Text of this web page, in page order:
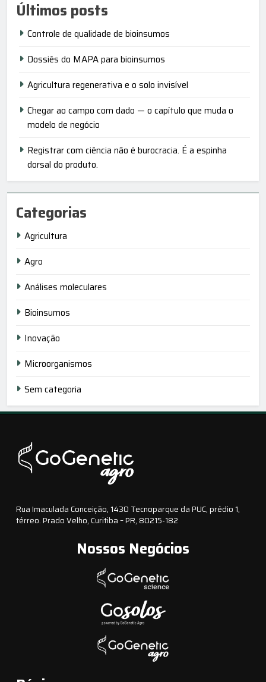
Últimos posts
Controle de qualidade de bioinsumos
Dossiês do MAPA para bioinsumos
Agricultura regenerativa e o solo invisível
Chegar ao campo com dado — o capítulo que muda o
modelo de negócio
Registrar com ciência não é burocracia. É a espinha
dorsal do produto.
Categorias
Agricultura
Agro
Análises moleculares
Bioinsumos
Inovação
Microorganismos
Sem categoria
Rua Imaculada Conceição, 1430 Tecnoparque da PUC, prédio 1,
térreo. Prado Velho, Curitiba – PR, 80215-182
Nossos Negócios